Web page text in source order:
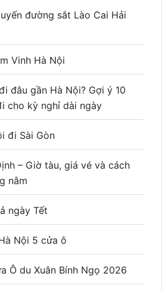
đường sắt Lào Cai Hải
Vinh Hà Nội
đâu gần Hà Nội? Gợi ý 10
cho kỳ nghỉ dài ngày
đi Sài Gòn
– Giờ tàu, giá vé và cách
nằm
ngày Tết
Nội 5 cửa ô
Ô du Xuân Bính Ngọ 2026